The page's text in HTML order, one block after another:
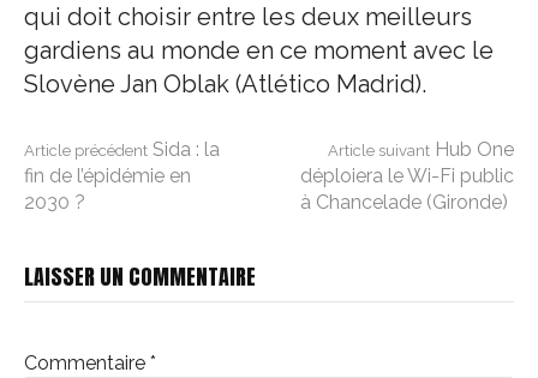
qui doit choisir entre les deux meilleurs
gardiens au monde en ce moment avec le
Slovène Jan Oblak (Atlético Madrid).
Lire
la
suite
Article précédent Sida : la
fin de l’épidémie en
2030 ?
Article suivant Hub One
déploiera le Wi-Fi public
à Chancelade (Gironde)
LAISSER UN COMMENTAIRE
Commentaire *